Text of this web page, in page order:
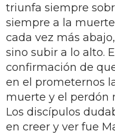
triunfa siempre
siempre a la
cada vez más
sino subir a lo alto.
confirmación de
en el prometernos
muerte y el perdón
Los discípulos
en creer y ver fue